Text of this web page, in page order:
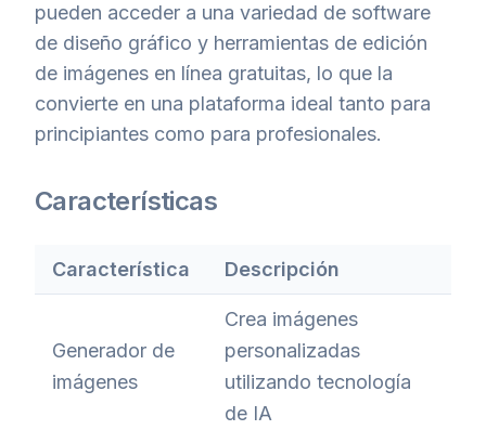
pueden acceder a una variedad de software
de diseño gráfico y herramientas de edición
de imágenes en línea gratuitas, lo que la
convierte en una plataforma ideal tanto para
principiantes como para profesionales.
Características
Característica Descripción
Generador de
imágenes
Crea imágenes
personalizadas
utilizando tecnología
de IA